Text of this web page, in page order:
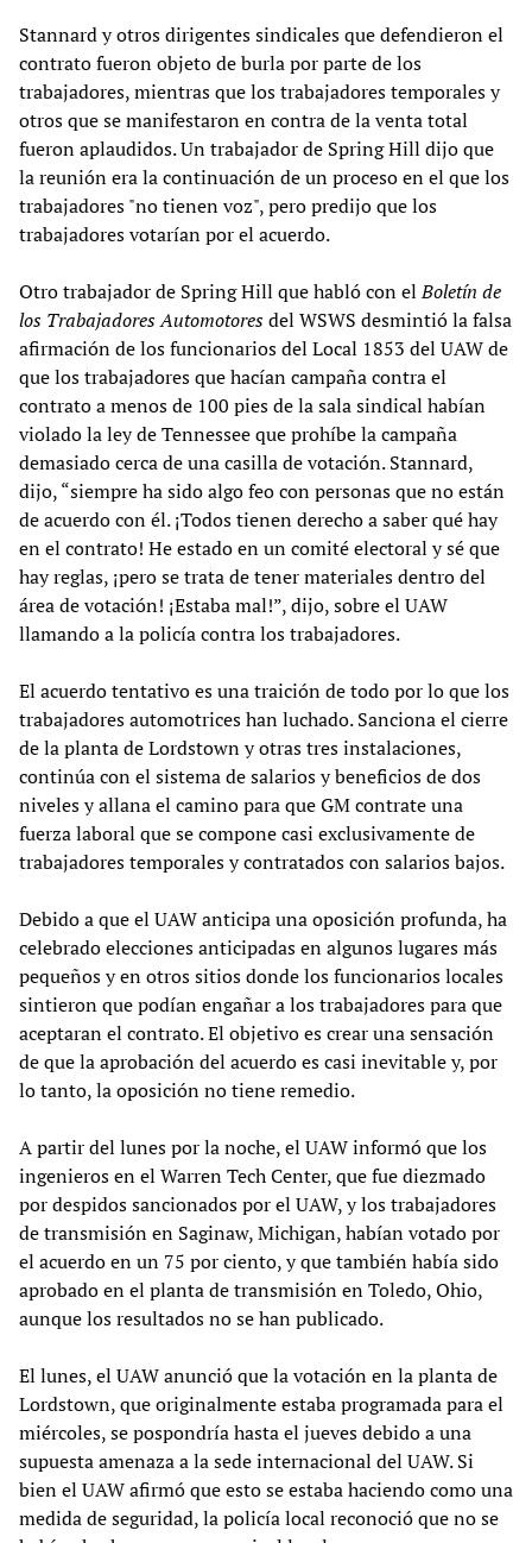
Stannard y otros dirigentes sindicales que defendieron el
contrato fueron objeto de burla por parte de los
trabajadores, mientras que los trabajadores temporales y
otros que se manifestaron en contra de la venta total
fueron aplaudidos. Un trabajador de Spring Hill dijo que
la reunión era la continuación de un proceso en el que los
trabajadores "no tienen voz", pero predijo que los
trabajadores votarían por el acuerdo.
Otro trabajador de Spring Hill que habló con elBoletín de
los Trabajadores Automotoresdel WSWS desmintió la falsa
afirmación de los funcionarios del Local 1853 del UAW de
que los trabajadores que hacían campaña contra el
contrato a menos de 100 pies de la sala sindical habían
violado la ley de Tennessee que prohíbe la campaña
demasiado cerca de una casilla de votación. Stannard,
dijo, “siempre ha sido algo feo con personas que no están
de acuerdo con él. ¡Todos tienen derecho a saber qué hay
en el contrato! He estado en un comité electoral y sé que
hay reglas, ¡pero se trata de tener materiales dentro del
área de votación! ¡Estaba mal!”, dijo, sobre el UAW
llamando a la policía contra los trabajadores.
El acuerdo tentativo es una traición de todo por lo que los
trabajadores automotrices han luchado. Sanciona el cierre
de la planta de Lordstown y otras tres instalaciones,
continúa con el sistema de salarios y beneficios de dos
niveles y allana el camino para que GM contrate una
fuerza laboral que se compone casi exclusivamente de
trabajadores temporales y contratados con salarios bajos.
Debido a que el UAW anticipa una oposición profunda, ha
celebrado elecciones anticipadas en algunos lugares más
pequeños y en otros sitios donde los funcionarios locales
sintieron que podían engañar a los trabajadores para que
aceptaran el contrato. El objetivo es crear una sensación
de que la aprobación del acuerdo es casi inevitable y, por
lo tanto, la oposición no tiene remedio.
A partir del lunes por la noche, el UAW informó que los
ingenieros en el Warren Tech Center, que fue diezmado
por despidos sancionados por el UAW, y los trabajadores
de transmisión en Saginaw, Michigan, habían votado por
el acuerdo en un 75 por ciento, y que también había sido
aprobado en el planta de transmisión en Toledo, Ohio,
aunque los resultados no se han publicado.
El lunes, el UAW anunció que la votación en la planta de
Lordstown, que originalmente estaba programada para el
miércoles, se pospondría hasta el jueves debido a una
supuesta amenaza a la sede internacional del UAW. Si
bien el UAW afirmó que esto se estaba haciendo como una
medida de seguridad, la policía local reconoció que no se